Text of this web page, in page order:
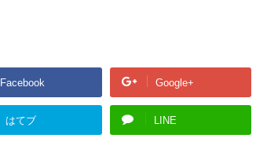
Facebook Google+
はてブ LINE